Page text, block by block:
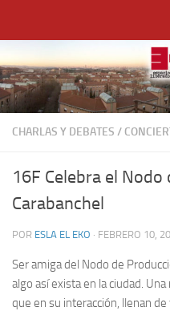
CHARLAS Y DEBATES /
16F Celebra el
Carabanchel
POR ESLA EL EKO · FEBRERO 10,
Ser amiga del Nodo de
algo así exista en la ciudad.
que en su interacción, llenan